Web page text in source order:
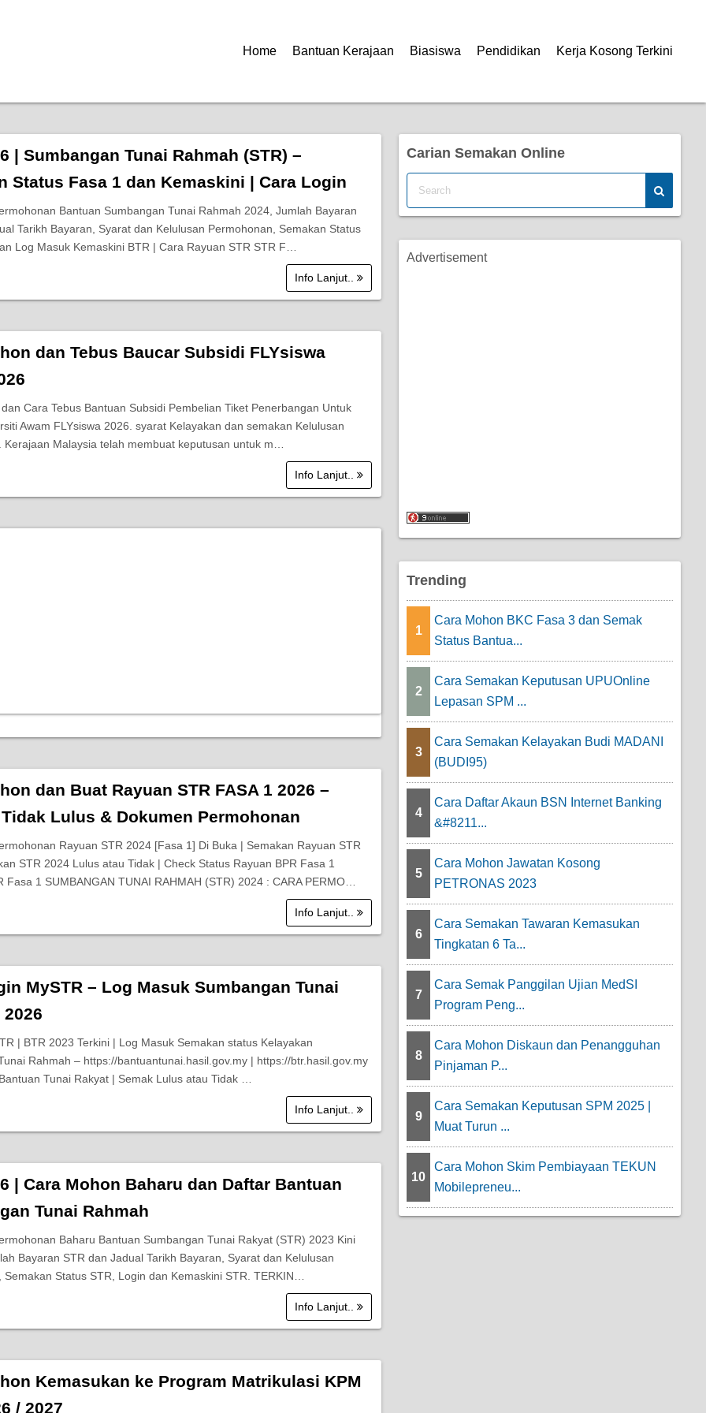
Home Bantuan Kerajaan Biasiswa Pendidikan Kerja Kosong Terkini
| Sumbangan Tunai Rahmah (STR) –
Status Fasa 1 dan Kemaskini | Cara Login
Bantuan Sumbangan Tunai Rahmah 2024, Jumlah Bayaran
Tarikh Bayaran, Syarat dan Kelulusan Permohonan, Semakan Status
Log Masuk Kemaskini BTR | Cara Rayuan STR STR F…
Info Lanjut..
dan Tebus Baucar Subsidi FLYsiswa
Cara Tebus Bantuan Subsidi Pembelian Tiket Penerbangan Untuk
Awam FLYsiswa 2026. syarat Kelayakan dan semakan Kelulusan
Kerajaan Malaysia telah membuat keputusan untuk m…
Info Lanjut..
dan Buat Rayuan STR FASA 1 2026 –
Lulus & Dokumen Permohonan
Rayuan STR 2024 [Fasa 1] Di Buka | Semakan Rayuan STR
STR 2024 Lulus atau Tidak | Check Status Rayuan BPR Fasa 1
Fasa 1 SUMBANGAN TUNAI RAHMAH (STR) 2024 : CARA PERMO…
Info Lanjut..
MySTR – Log Masuk Sumbangan Tunai
| BTR 2023 Terkini | Log Masuk Semakan status Kelayakan
Rahmah – https://bantuantunai.hasil.gov.my | https://btr.hasil.gov.my
Tunai Rakyat | Semak Lulus atau Tidak …
Info Lanjut..
| Cara Mohon Baharu dan Daftar Bantuan
Tunai Rahmah
Baharu Bantuan Sumbangan Tunai Rakyat (STR) 2023 Kini
Bayaran STR dan Jadual Tarikh Bayaran, Syarat dan Kelulusan
Semakan Status STR, Login dan Kemaskini STR. TERKIN…
Info Lanjut..
Kemasukan ke Program Matrikulasi KPM
/ 2027
Carian Semakan Online
Advertisement
Trending
1
Cara Mohon BKC Fasa 3 dan Semak
Status Bantua...
2
Cara Semakan Keputusan UPUOnline
Lepasan SPM ...
3
Cara Semakan Kelayakan Budi MADANI
(BUDI95)
4
Cara Daftar Akaun BSN Internet Banking
&#8211...
5
Cara Mohon Jawatan Kosong
PETRONAS 2023
6
Cara Semakan Tawaran Kemasukan
Tingkatan 6 Ta...
7
Cara Semak Panggilan Ujian MedSI
Program Peng...
8
Cara Mohon Diskaun dan Penangguhan
Pinjaman P...
9
Cara Semakan Keputusan SPM 2025 |
Muat Turun ...
10
Cara Mohon Skim Pembiayaan TEKUN
Mobilepreneu...